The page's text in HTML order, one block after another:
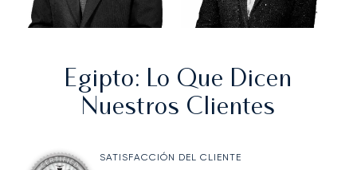
Egipto: Lo Que Dicen
Nuestros Clientes
SATISFACCIÓN DEL CLIENTE